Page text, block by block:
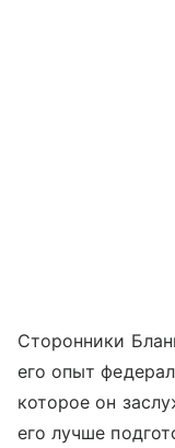
Сторонники
его опыт
которое он
его лучше